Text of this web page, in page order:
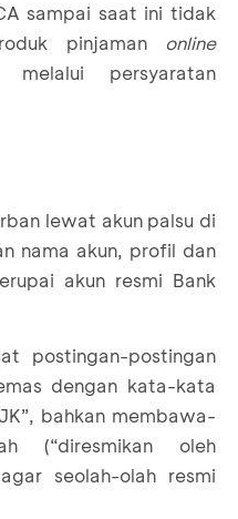
sampai saat ini tidak
pinjaman online
persyaratan
lewat akun palsu di
nama akun, profil dan
akun resmi Bank
postingan-postingan
dengan kata-kata
bahkan membawa-
(“diresmikan oleh
seolah-olah resmi